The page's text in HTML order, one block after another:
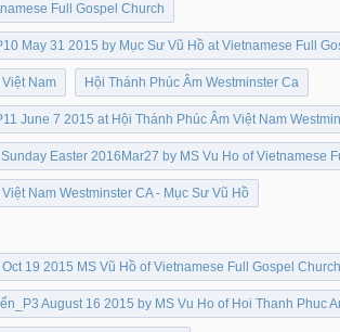
Full Gospel Church
May 31 2015 by Mục Sư Vũ Hồ at Vietnamese Full
Nam Hội Thánh Phúc Âm Westminster Ca
June 7 2015 at Hội Thánh Phúc Âm Việt Nam
Easter 2016Mar27 by MS Vu Ho of Vietnamese
Nam Westminster CA - Mục Sư Vũ Hồ
19 2015 MS Vũ Hồ of Vietnamese Full Gospel
August 16 2015 by MS Vu Ho of Hoi Thanh Phuc